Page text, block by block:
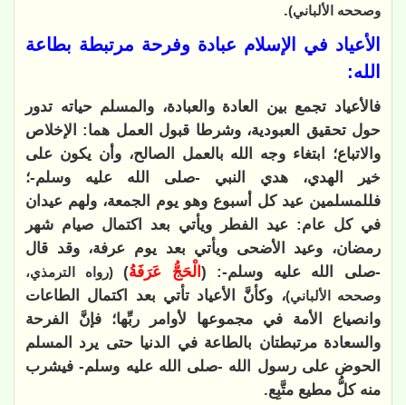
وصححه الألباني).
الأعياد في الإسلام عبادة وفرحة مرتبطة بطاعة
الله:
فالأعياد تجمع بين العادة والعبادة، والمسلم حياته تدور
حول تحقيق العبودية، وشرطا قبول العمل هما: الإخلاص
والاتباع؛ ابتغاء وجه الله بالعمل الصالح، وأن يكون على
خير الهدي، هدي النبي -صلى الله عليه وسلم-؛
فللمسلمين عيد كل أسبوع وهو يوم الجمعة، ولهم عيدان
في كل عام: عيد الفطر ويأتي بعد اكتمال صيام شهر
رمضان، وعيد الأضحى ويأتي بعد يوم عرفة، وقد قال
-صلى الله عليه وسلم-: ( الْحَجُّ عَرَفَةُ)(رواه الترمذي،
وصححه الألباني)، وكأنَّ الأعياد تأتي بعد اكتمال الطاعات
وانصياع الأمة في مجموعها لأوامر ربِّها؛ فإنَّ الفرحة
والسعادة مرتبطتان بالطاعة في الدنيا حتى يرد المسلم
الحوض على رسول الله -صلى الله عليه وسلم- فيشرب
منه كلُّ مطيع متَّبِع.